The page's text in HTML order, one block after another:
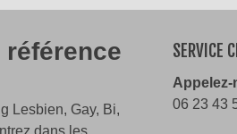
référence
Lesbien, Gay, Bi,
dans les
SERVICE
Appelez-
06 23 43